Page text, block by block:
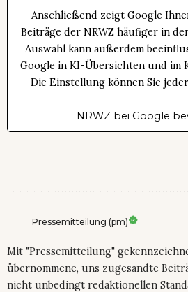
Anschließend zeigt Google
Beiträge der NRWZ häufiger in
Auswahl kann außerdem
Google in KI-Übersichten und im
Die Einstellung können Sie
NRWZ bei Google
Pressemitteilung (pm)
Mit "Pressemitteilung"
übernommene, uns zugesandte
nicht unbedingt redaktionellen